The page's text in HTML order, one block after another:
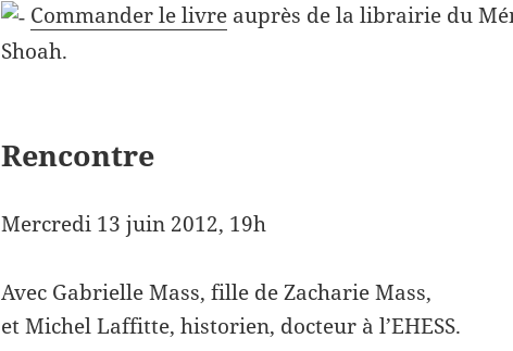
Commander le livre auprès de la librairie du
Shoah.
Rencontre
Mercredi 13 juin 2012, 19h
Avec Gabrielle Mass, fille de Zacharie Mass,
et Michel Laffitte, historien, docteur à l’EHESS.